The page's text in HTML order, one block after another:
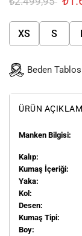
XS S
Beden
ÜRÜN
Manken Bilgisi:
Kalıp:
Kumaş İçeriği:
Yaka:
Kol:
Desen:
Kumaş Tipi:
Boy: